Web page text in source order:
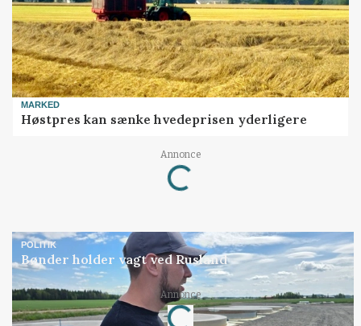
MARKED
Høstpres kan sænke hvedeprisen yderligere
Annonce
Loading...
POLITIK
Bønder holder vagt ved Rusland
Annonce
Loading...